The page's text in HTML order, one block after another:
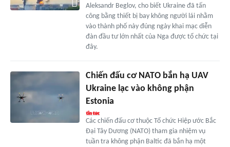
Aleksandr Beglov, cho biết Ukraine đã tấn
công bằng thiết bị bay không người lái nhằm
vào thành phố này đúng ngày khai mạc diễn
đàn đầu tư lớn nhất của Nga được tổ chức tại
đây.
Chiến đấu cơ NATO bắn hạ UAV
Ukraine lạc vào không phận
Estonia
Các chiến đấu cơ thuộc Tổ chức Hiệp ước Bắc
Đại Tây Dương (NATO) tham gia nhiệm vụ
tuần tra không phận Baltic đã bắn hạ một